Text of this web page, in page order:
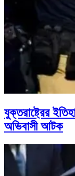
যুক্তরাষ্ট্রের
অভিবাসী আটক